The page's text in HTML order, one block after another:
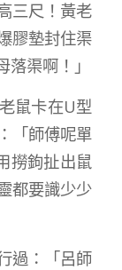
三尺！黃老
膠墊封住渠
渠啊！」
鼠卡在U型
「師傅呢單
撈鉤扯出鼠
都要識少少
過：「呂師